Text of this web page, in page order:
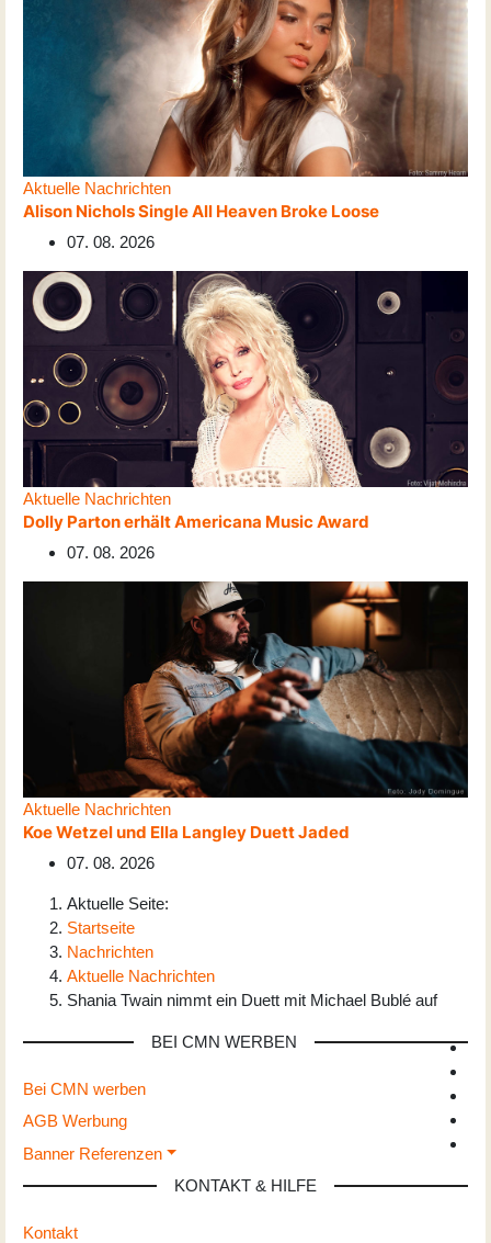
Aktuelle Nachrichten
Alison Nichols Single All Heaven Broke Loose
07. 08. 2026
Aktuelle Nachrichten
Dolly Parton erhält Americana Music Award
07. 08. 2026
Aktuelle Nachrichten
Koe Wetzel und Ella Langley Duett Jaded
07. 08. 2026
Aktuelle Seite:
Startseite
Nachrichten
Aktuelle Nachrichten
Shania Twain nimmt ein Duett mit Michael Bublé auf
BEI CMN WERBEN
Bei CMN werben
AGB Werbung
Banner Referenzen
KONTAKT & HILFE
Kontakt